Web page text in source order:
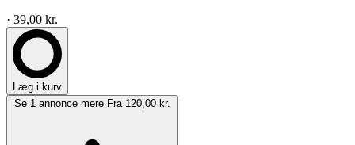
· 39,00 kr.
Læg i kurv
Se 1 annonce mere Fra 120,00 kr.